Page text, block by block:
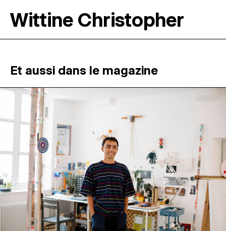
RÉSIDENCES ↓
ATELIERS OUVERTS
PROGRAMMATION
MAGAZINE
ESPACES DE PRATIQUE ARTISTIQUE ↓
Recherche
Connexion
Wittine Christopher
Et aussi dans le magazine